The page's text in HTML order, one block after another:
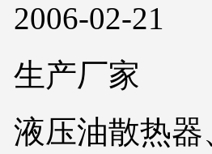
02-21
生产厂家
液压油散热